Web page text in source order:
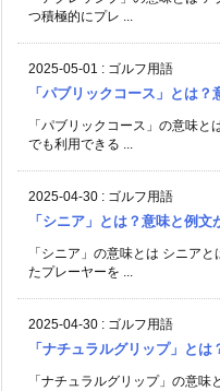
つ積極的にプレ ...
2025-05-01 : ゴルフ用語
「パブリックコース」とは
「パブリックコース」の意味
でも利用できる ...
2025-04-30 : ゴルフ用語
「シニア」とは？意味と例文
「シニア」の意味とは シニア
たプレーヤーを ...
2025-04-30 : ゴルフ用語
「ナチュラルグリップ」と
「ナチュラルグリップ」の意